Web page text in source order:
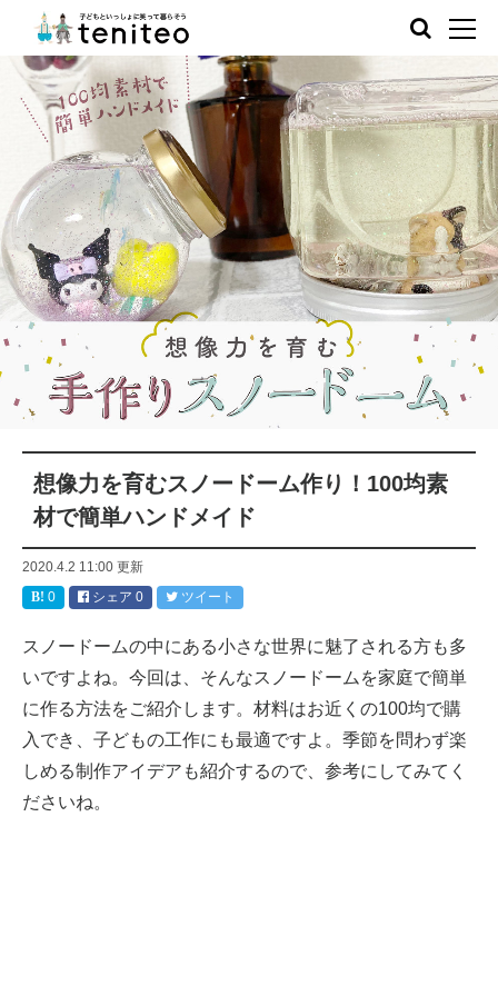
想像力を育むスノードーム作り！100均素
材で簡単ハンドメイド
2020.4.2 11:00 更新
0
シェア 0 ツイート
スノードームの中にある小さな世界に魅了される方も多
いですよね。今回は、そんなスノードームを家庭で簡単
に作る方法をご紹介します。材料はお近くの100均で購
入でき、子どもの工作にも最適ですよ。季節を問わず楽
しめる制作アイデアも紹介するので、参考にしてみてく
ださいね。